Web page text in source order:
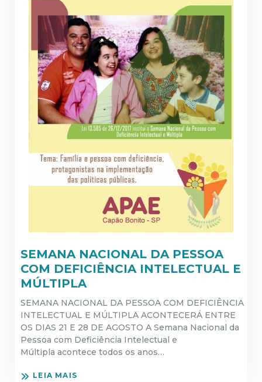
SEMANA NACIONAL DA PESSOA
COM DEFICIÊNCIA INTELECTUAL E
MÚLTIPLA
SEMANA NACIONAL DA PESSOA COM DEFICIÊNCIA
INTELECTUAL E MÚLTIPLA ACONTECERÁ ENTRE
OS DIAS 21 E 28 DE AGOSTO A Semana Nacional da
Pessoa com Deficiência Intelectual e
Múltipla acontece todos os anos…
LEIA MAIS